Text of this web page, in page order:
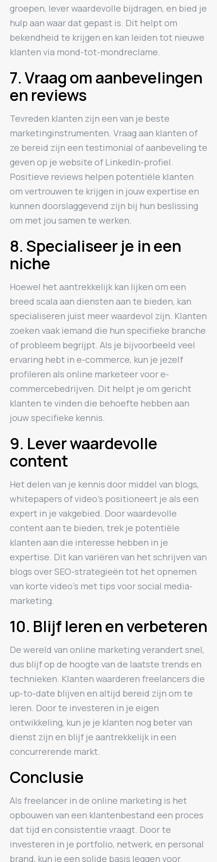
groepen, lever waardevolle bijdragen, en bied je
hulp aan waar dat gepast is. Dit helpt om
bekendheid te krijgen en kan leiden tot nieuwe
klanten via mond-tot-mondreclame.
7. Vraag om aanbevelingen
en reviews
Tevreden klanten zijn een van je beste
marketinginstrumenten. Vraag aan klanten of
ze bereid zijn een testimonial of aanbeveling te
geven op je website of LinkedIn-profiel.
Positieve reviews helpen potentiële klanten
om vertrouwen te krijgen in jouw expertise en
kunnen doorslaggevend zijn bij hun beslissing
om met jou samen te werken.
8. Specialiseer je in een
niche
Hoewel het aantrekkelijk kan lijken om een
breed scala aan diensten aan te bieden, kan
specialiseren juist meer waardevol zijn. Klanten
zoeken vaak iemand die hun specifieke branche
of probleem begrijpt. Als je bijvoorbeeld veel
ervaring hebt in e-commerce, kun je jezelf
profileren als online marketeer voor e-
commercebedrijven. Dit helpt je om gericht
klanten te vinden die behoefte hebben aan
jouw specifieke kennis.
9. Lever waardevolle
content
Het delen van je kennis door middel van blogs,
whitepapers of video’s positioneert je als een
expert in je vakgebied. Door waardevolle
content aan te bieden, trek je potentiële
klanten aan die interesse hebben in je
expertise. Dit kan variëren van het schrijven van
blogs over SEO-strategieën tot het opnemen
van korte video’s met tips voor social media-
marketing.
10. Blijf leren en verbeteren
De wereld van online marketing verandert snel,
dus blijf op de hoogte van de laatste trends en
technieken. Klanten waarderen freelancers die
up-to-date blijven en altijd bereid zijn om te
leren. Door te investeren in je eigen
ontwikkeling, kun je je klanten nog beter van
dienst zijn en blijf je aantrekkelijk in een
concurrerende markt.
Conclusie
Als freelancer in de online marketing is het
opbouwen van een klantenbestand een proces
dat tijd en consistentie vraagt. Door te
investeren in je portfolio, netwerk, en personal
brand, kun je een solide basis leggen voor